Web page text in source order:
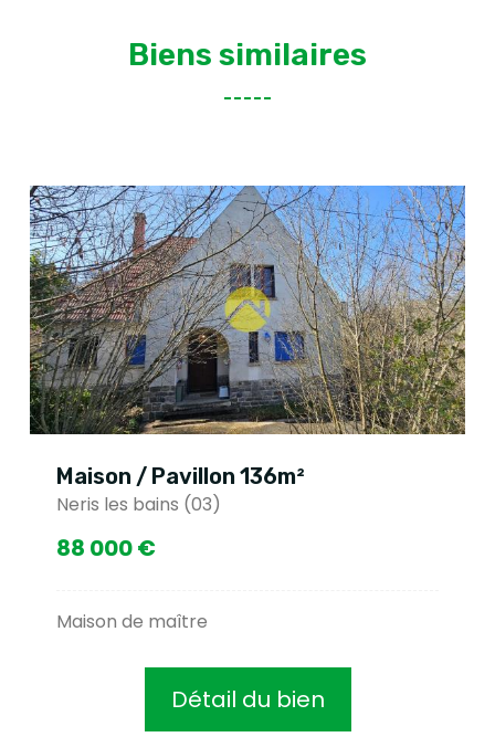
Biens similaires
Maison / Pavillon 136m²
Neris les bains (03)
88 000 €
Maison de maître
Détail du bien